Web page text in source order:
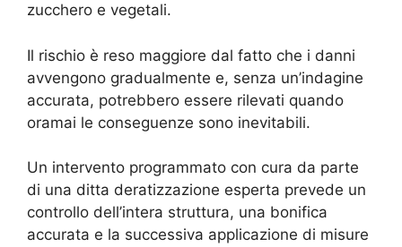
zucchero e vegetali.
Il rischio è reso maggiore dal fatto che i danni
avvengono gradualmente e, senza un’indagine
accurata, potrebbero essere rilevati quando
oramai le conseguenze sono inevitabili.
Un intervento programmato con cura da parte
di una ditta deratizzazione esperta prevede un
controllo dell’intera struttura, una bonifica
accurata e la successiva applicazione di misure